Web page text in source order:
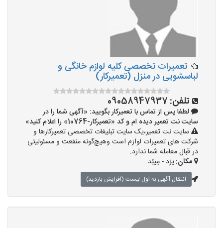
تعمیرات تخصصی کلیه لوازم خانگی و
لباسشویی در منزل (تعمیرکار)
تلفن: 09058947937
لطفا پس از تماس با تعمیرکار بگویید: «آگهی شما را در
سایت نت تعمیر دیده ام و کد «تعمیرکار-10764» را اعلام کنید»
سایت نت تعمیر،یک سایت تبلیغات تخصصی تعمیرکارها و
شرکت های تعمیرات لوازم است وهیچ‌گونه منفعت و مسئولیتی
در قبال معامله شما ندارد.
مکان:یزد - مِیبُد
انتقال آگهی به اول لیست (افزایش بازدید)